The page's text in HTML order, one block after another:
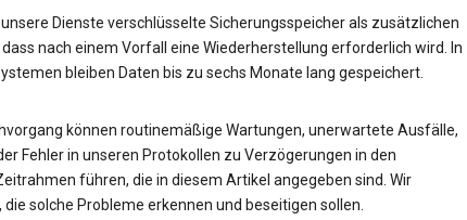
Dienste verschlüsselte Sicherungsspeicher als zusätzlichen
nach einem Vorfall eine Wiederherstellung erforderlich wird. In
bleiben Daten bis zu sechs Monate lang gespeichert.
können routinemäßige Wartungen, unerwartete Ausfälle,
Fehler in unseren Protokollen zu Verzögerungen in den
führen, die in diesem Artikel angegeben sind. Wir
solche Probleme erkennen und beseitigen sollen.